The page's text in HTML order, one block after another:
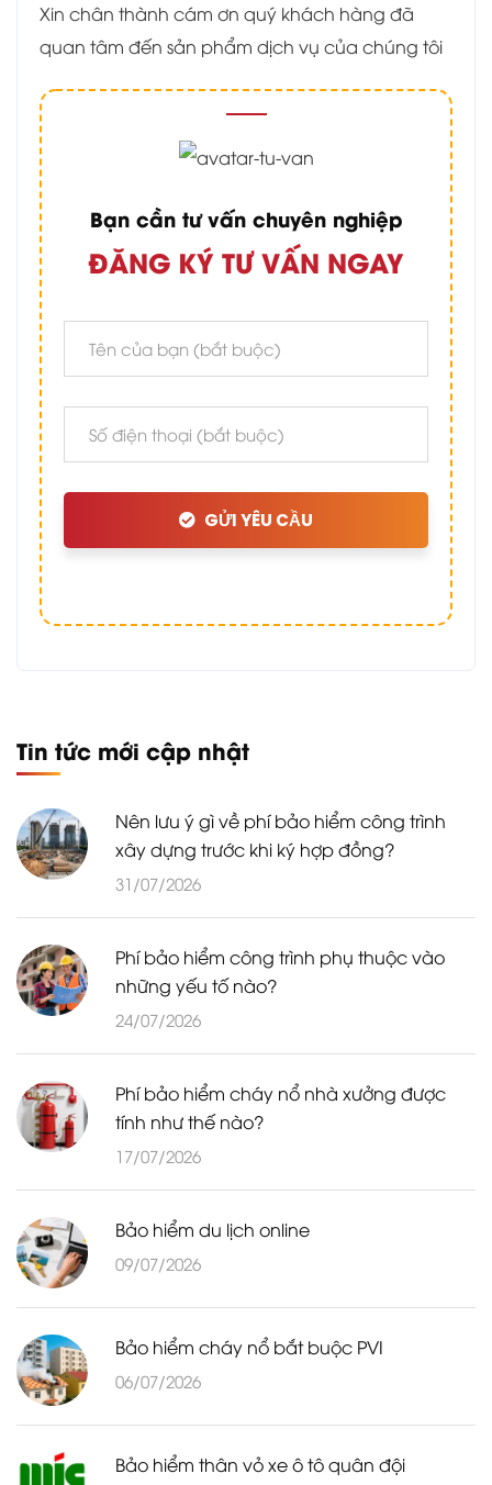
Xin chân thành cám ơn quý khách hàng đã
quan tâm đến sản phẩm dịch vụ của chúng tôi
Bạn cần tư vấn chuyên nghiệp
ĐĂNG KÝ TƯ VẤN NGAY
GỬI YÊU CẦU
Tin tức mới cập nhật
Nên lưu ý gì về phí bảo hiểm công trình
xây dựng trước khi ký hợp đồng?
31/07/2026
Phí bảo hiểm công trình phụ thuộc vào
những yếu tố nào?
24/07/2026
Phí bảo hiểm cháy nổ nhà xưởng được
tính như thế nào?
17/07/2026
Bảo hiểm du lịch online
09/07/2026
Bảo hiểm cháy nổ bắt buộc PVI
06/07/2026
Bảo hiểm thân vỏ xe ô tô quân đội